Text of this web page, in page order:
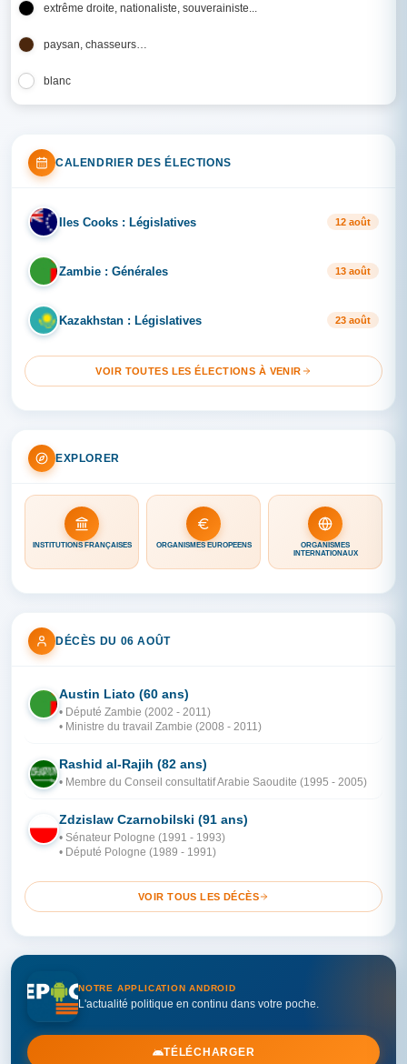
extrême droite, nationaliste, souverainiste...
paysan, chasseurs…
blanc
CALENDRIER DES ÉLECTIONS
IL Iles Cooks : Législatives 12 août
ZA Zambie : Générales 13 août
KA Kazakhstan : Législatives 23 août
VOIR TOUTES LES ÉLECTIONS À VENIR
EXPLORER
INSTITUTIONS FRANÇAISES ORGANISMES EUROPÉENS
ORGANISMES
INTERNATIONAUX
DÉCÈS DU 06 AOÛT
ZA
Austin Liato (60 ans)
• Député Zambie (2002 - 2011)
• Ministre du travail Zambie (2008 - 2011)
AR
Rashid al-Rajih (82 ans)
• Membre du Conseil consultatif Arabie Saoudite (1995 - 2005)
PO
Zdzislaw Czarnobilski (91 ans)
• Sénateur Pologne (1991 - 1993)
• Député Pologne (1989 - 1991)
VOIR TOUS LES DÉCÈS
NOTRE APPLICATION ANDROID
L'actualité politique en continu dans votre poche.
TÉLÉCHARGER